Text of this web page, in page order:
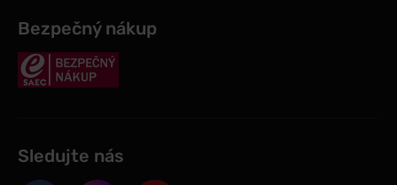
Bezpečný nákup
Sledujte nás